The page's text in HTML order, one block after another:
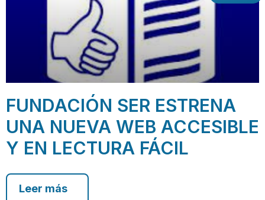
FUNDACIÓN SER ESTRENA
UNA NUEVA WEB ACCESIBLE
Y EN LECTURA FÁCIL
Leer más